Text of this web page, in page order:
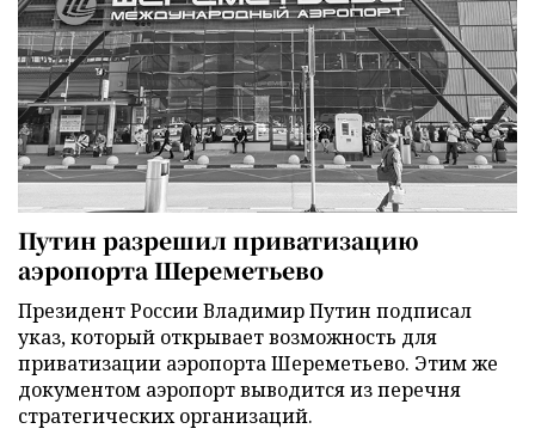
Путин разрешил приватизацию
аэропорта Шереметьево
Президент России Владимир Путин подписал
указ, который открывает возможность для
приватизации аэропорта Шереметьево. Этим же
документом аэропорт выводится из перечня
стратегических организаций.